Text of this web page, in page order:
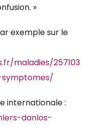
»
exemple sur le
maladies/257103
internationale :
danlos-